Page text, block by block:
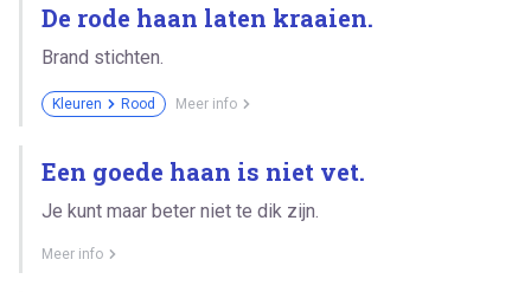
De rode haan laten kraaien.
Brand stichten.
Kleuren Rood Meer info
Een goede haan is niet vet.
Je kunt maar beter niet te dik zijn.
Meer info